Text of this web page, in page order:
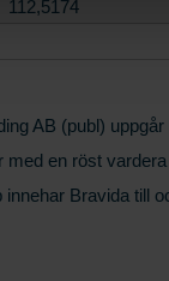
oss
112,5174
AB (publ)
en röst
Bravida till